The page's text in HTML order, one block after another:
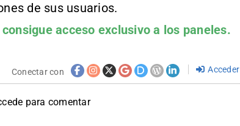
de sus usuarios.
acceso exclusivo a los paneles.
Conectar con Acceder
para comentar